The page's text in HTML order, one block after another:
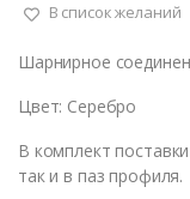
В список желаний
Шарнирное
Цвет: Серебро
В комплект
так и в паз профиля.